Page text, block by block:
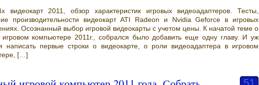
видеокарт 2011, обзор характеристик игровых видеоадаптеров. Тесты,
производительности видеокарт ATI Radeon и Nvidia Geforce в игровых
Осознанный выбор игровой видеокарты с учетом цены. К начатой теме о
компьютере 2011г., собрался было добавить еще одну главу. И уж
написать первые строки о видеокарте, о роли видеоадаптера в игровом
[…]